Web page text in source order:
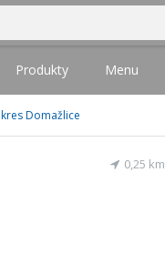
Produkty Menu
Domažlice
0,25 km